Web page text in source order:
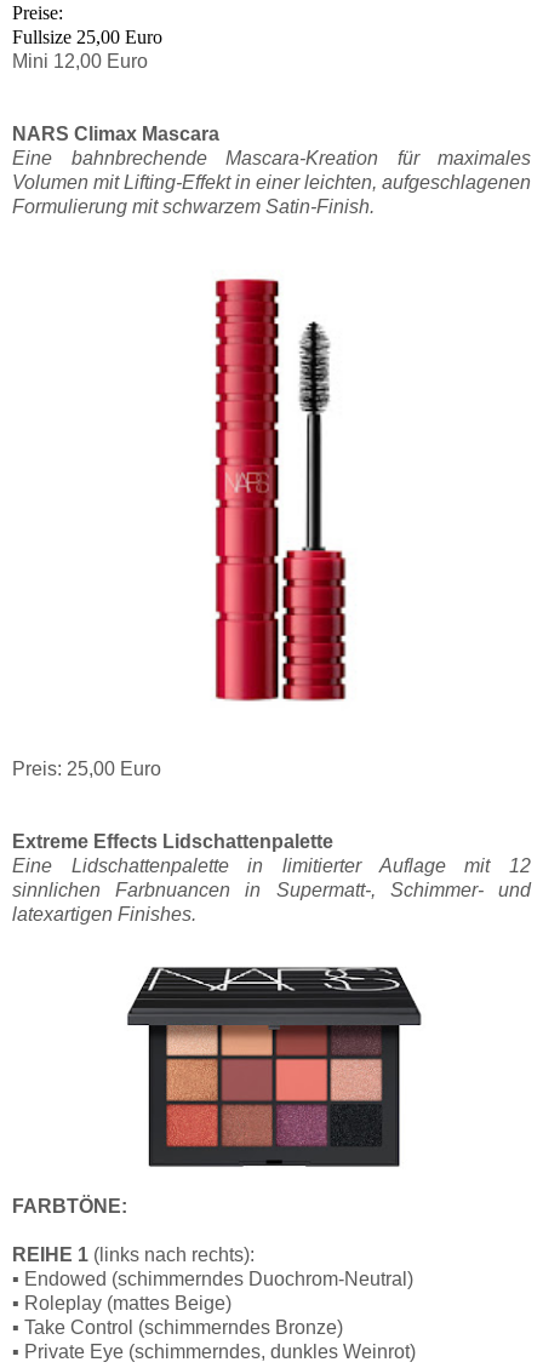
Preise:
Fullsize 25,00 Euro
Mini 12,00 Euro
NARS Climax Mascara
Eine bahnbrechende Mascara-Kreation für maximales
Volumen mit Lifting-Effekt in einer leichten, aufgeschlagenen
Formulierung mit schwarzem Satin-Finish.
Preis: 25,00 Euro
Extreme Effects Lidschattenpalette
Eine Lidschattenpalette in limitierter Auflage mit 12
sinnlichen Farbnuancen in Supermatt-, Schimmer- und
latexartigen Finishes.
FARBTÖNE:
REIHE 1 (links nach rechts):
▪ Endowed (schimmerndes Duochrom-Neutral)
▪ Roleplay (mattes Beige)
▪ Take Control (schimmerndes Bronze)
▪ Private Eye (schimmerndes, dunkles Weinrot)